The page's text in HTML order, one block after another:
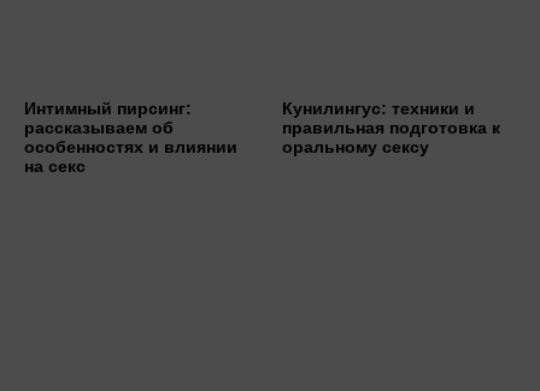
Интимный пирсинг:
рассказываем об
особенностях и влиянии
на секс
Кунилингус: техники и
правильная подготовка к
оральному сексу